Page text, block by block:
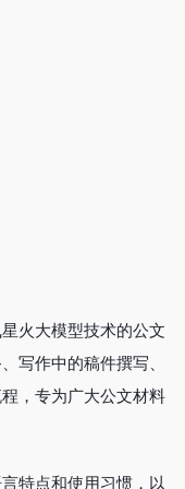
火大模型技术的公文
写作中的稿件撰写、
，专为广大公文材料
特点和使用习惯，以